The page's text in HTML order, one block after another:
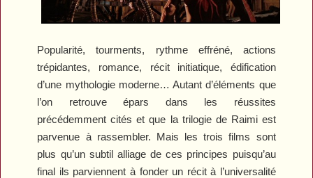
Popularité, tourments, rythme effréné, actions
trépidantes, romance, récit initiatique, édification
d’une mythologie moderne… Autant d’éléments que
l’on retrouve épars dans les réussites
précédemment cités et que la trilogie de Raimi est
parvenue à rassembler. Mais les trois films sont
plus qu’un subtil alliage de ces principes puisqu’au
final ils parviennent à fonder un récit à l’universalité